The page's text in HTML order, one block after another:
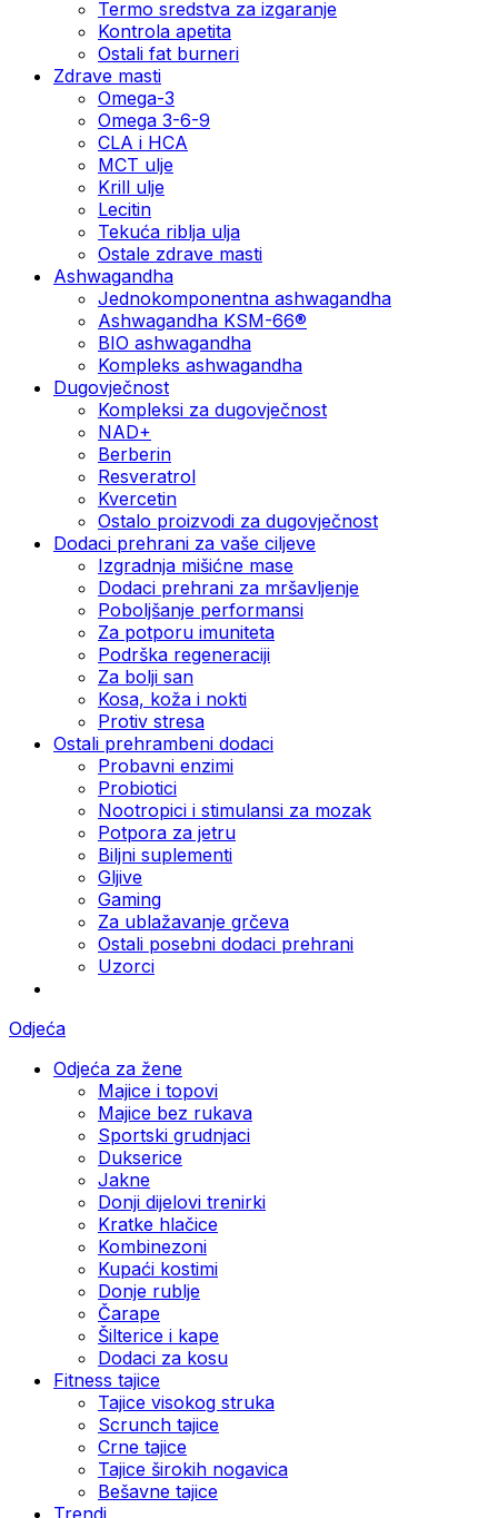
Termo sredstva za izgaranje
Kontrola apetita
Ostali fat burneri
Zdrave masti
Omega-3
Omega 3-6-9
CLA i HCA
MCT ulje
Krill ulje
Lecitin
Tekuća riblja ulja
Ostale zdrave masti
Ashwagandha
Jednokomponentna ashwagandha
Ashwagandha KSM-66®
BIO ashwagandha
Kompleks ashwagandha
Dugovječnost
Kompleksi za dugovječnost
NAD+
Berberin
Resveratrol
Kvercetin
Ostalo proizvodi za dugovječnost
Dodaci prehrani za vaše ciljeve
Izgradnja mišićne mase
Dodaci prehrani za mršavljenje
Poboljšanje performansi
Za potporu imuniteta
Podrška regeneraciji
Za bolji san
Kosa, koža i nokti
Protiv stresa
Ostali prehrambeni dodaci
Probavni enzimi
Probiotici
Nootropici i stimulansi za mozak
Potpora za jetru
Biljni suplementi
Gljive
Gaming
Za ublažavanje grčeva
Ostali posebni dodaci prehrani
Uzorci
Odjeća
Odjeća za žene
Majice i topovi
Majice bez rukava
Sportski grudnjaci
Dukserice
Jakne
Donji dijelovi trenirki
Kratke hlačice
Kombinezoni
Kupaći kostimi
Donje rublje
Čarape
Šilterice i kape
Dodaci za kosu
Fitness tajice
Tajice visokog struka
Scrunch tajice
Crne tajice
Tajice širokih nogavica
Bešavne tajice
Trendi